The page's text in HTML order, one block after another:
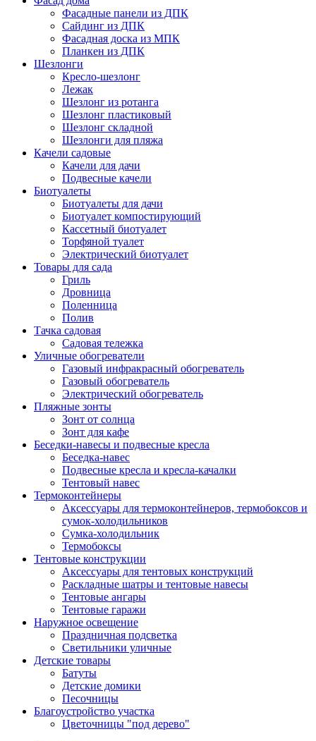
Фасадные панели из ДПК
Сайдинг из ДПК
Фасадная доска из МПК
Планкен из ДПК
Шезлонги
Кресло-шезлонг
Лежак
Шезлонг из ротанга
Шезлонг пластиковый
Шезлонг складной
Шезлонги для пляжа
Качели садовые
Качели для дачи
Подвесные качели
Биотуалеты
Биотуалеты для дачи
Биотуалет компостирующий
Кассетный биотуалет
Торфяной туалет
Электрический биотуалет
Товары для сада
Гриль
Дровница
Поленница
Полив
Тачка садовая
Садовая тележка
Уличные обогреватели
Газовый инфракрасный обогреватель
Газовый обогреватель
Электрический обогреватель
Пляжные зонты
Зонт от солнца
Зонт для кафе
Беседки-навесы и подвесные кресла
Беседка-навес
Подвесные кресла и кресла-качалки
Тентовый навес
Термоконтейнеры
Аксессуары для термоконтейнеров, термобоксов и
сумок-холодильников
Сумка-холодильник
Термобоксы
Тентовые конструкции
Аксессуары для тентовых конструкций
Раскладные шатры и тентовые навесы
Тентовые ангары
Тентовые гаражи
Наружное освещение
Праздничная подсветка
Светильники уличные
Детские товары
Батуты
Детские домики
Песочницы
Благоустройство участка
Цветочницы "под дерево"